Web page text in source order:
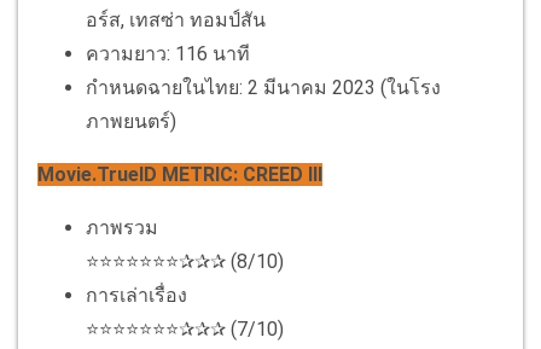
อร์ส, เทสซ่า ทอมป์สัน
ความยาว: 116 นาที
กำหนดฉายในไทย: 2 มีนาคม 2023 (ในโรง
ภาพยนตร์)
Movie.TrueID METRIC: CREED III
ภาพรวม
⭐⭐⭐⭐⭐⭐⭐✰✰✰ (8/10)
การเล่าเรื่อง
⭐⭐⭐⭐⭐⭐⭐✰✰✰ (7/10)